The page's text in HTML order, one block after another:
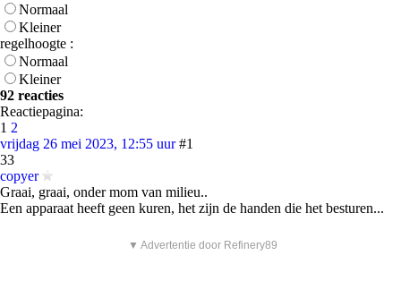
Normaal
Kleiner
regelhoogte :
Normaal
Kleiner
92 reacties
Reactiepagina:
1 2
vrijdag 26 mei 2023, 12:55 uur #1
33
copyer
Graai, graai, onder mom van milieu..
Een apparaat heeft geen kuren, het zijn de handen die het besturen...
▼ Advertentie door Refinery89